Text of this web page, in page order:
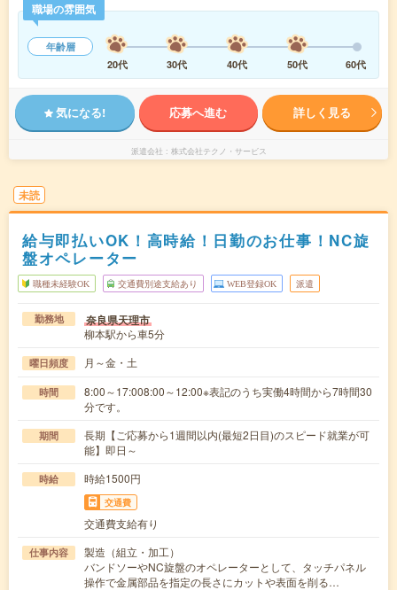
職場の雰囲気
年齢層
20代
30代 40代 50代 60代
気になる! 応募へ進む 詳しく見る
派遣会社 株式会社テクノ・サービス
未読
給与即払いOK！高時給！日勤のお仕事！NC旋
盤オペレーター
職種未経験OK 交通費別途支給あり WEB登録OK 派遣
勤務地 奈良県天理市
柳本駅から車5分
曜日頻度 月～金・土
時間
8:00～17:008:00～12:00※表記のうち実働4時間から7時間30
分です。
期間
長期【ご応募から1週間以内(最短2日目)のスピード就業が可
能】即日～
時給 時給1500円
交通費
交通費支給有り
仕事内容
製造（組立・加工）
バンドソーやNC旋盤のオペレーターとして、タッチパネル
操作で金属部品を指定の長さにカットや表面を削る…